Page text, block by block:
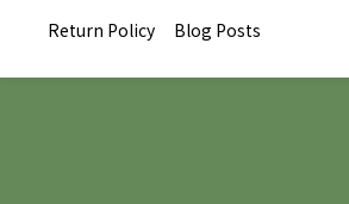
Return Policy Blog Posts